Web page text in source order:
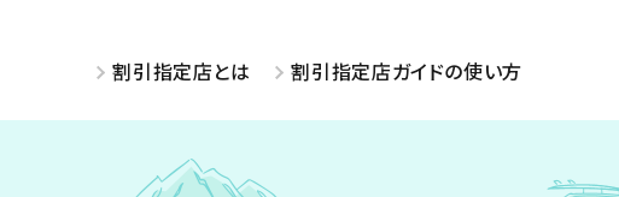
割引指定店とは 割引指定店ガイドの使い方